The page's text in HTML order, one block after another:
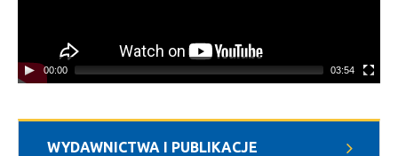
WYDAWNICTWA I PUBLIKACJE
00:00 03:54